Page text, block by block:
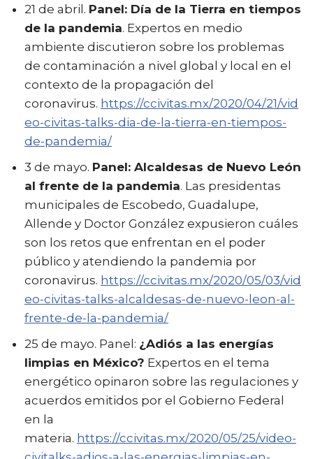
21 de abril. Panel: Día de la Tierra en tiempos
de la pandemia. Expertos en medio
ambiente discutieron sobre los problemas
de contaminación a nivel global y local en el
contexto de la propagación del
coronavirus. https://ccivitas.mx/2020/04/21/vid
eo-civitas-talks-dia-de-la-tierra-en-tiempos-
de-pandemia/
3 de mayo. Panel: Alcaldesas de Nuevo León
al frente de la pandemia. Las presidentas
municipales de Escobedo, Guadalupe,
Allende y Doctor González expusieron cuáles
son los retos que enfrentan en el poder
público y atendiendo la pandemia por
coronavirus. https://ccivitas.mx/2020/05/03/vid
eo-civitas-talks-alcaldesas-de-nuevo-leon-al-
frente-de-la-pandemia/
25 de mayo. Panel: ¿Adiós a las energías
limpias en México? Expertos en el tema
energético opinaron sobre las regulaciones y
acuerdos emitidos por el Gobierno Federal
en la
materia. https://ccivitas.mx/2020/05/25/video-